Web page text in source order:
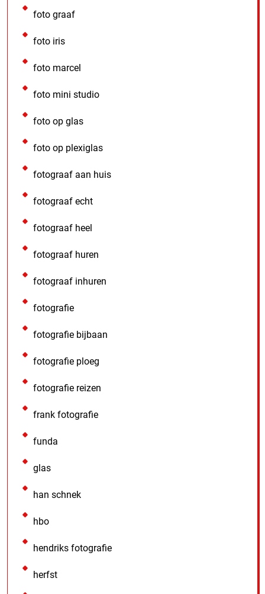
foto graaf
foto iris
foto marcel
foto mini studio
foto op glas
foto op plexiglas
fotograaf aan huis
fotograaf echt
fotograaf heel
fotograaf huren
fotograaf inhuren
fotografie
fotografie bijbaan
fotografie ploeg
fotografie reizen
frank fotografie
funda
glas
han schnek
hbo
hendriks fotografie
herfst